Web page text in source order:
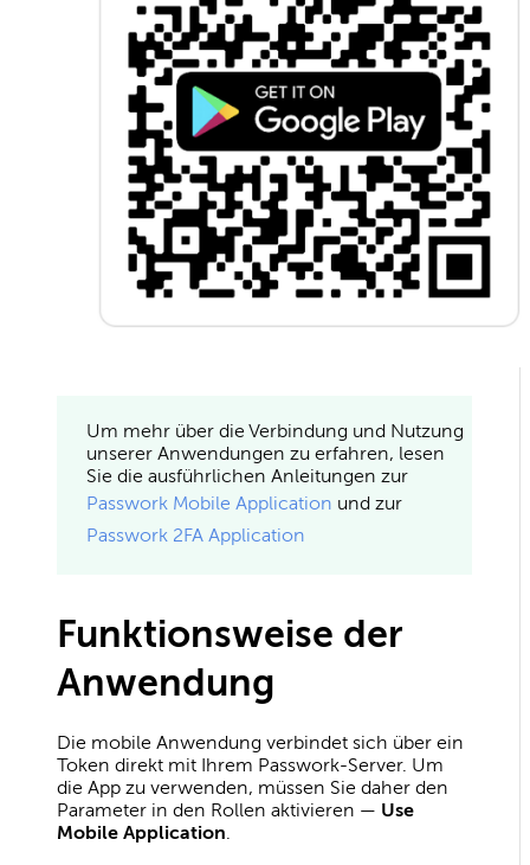
Um mehr über die Verbindung und Nutzung
unserer Anwendungen zu erfahren, lesen
Sie die ausführlichen Anleitungen zur
Passwork Mobile Application und zur
Passwork 2FA Application
Funktionsweise der
Anwendung
Die mobile Anwendung verbindet sich über ein
Token direkt mit Ihrem Passwork-Server. Um
die App zu verwenden, müssen Sie daher den
Parameter in den Rollen aktivieren — Use
Mobile Application